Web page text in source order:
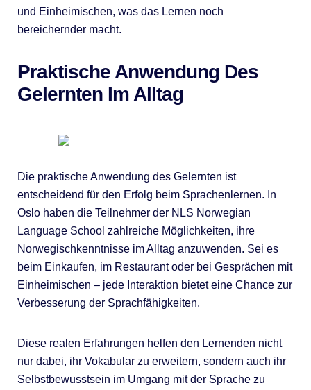
und Einheimischen, was das Lernen noch
bereichernder macht.
Praktische Anwendung Des
Gelernten Im Alltag
Die praktische Anwendung des Gelernten ist
entscheidend für den Erfolg beim Sprachenlernen. In
Oslo haben die Teilnehmer der NLS Norwegian
Language School zahlreiche Möglichkeiten, ihre
Norwegischkenntnisse im Alltag anzuwenden. Sei es
beim Einkaufen, im Restaurant oder bei Gesprächen mit
Einheimischen – jede Interaktion bietet eine Chance zur
Verbesserung der Sprachfähigkeiten.
Diese realen Erfahrungen helfen den Lernenden nicht
nur dabei, ihr Vokabular zu erweitern, sondern auch ihr
Selbstbewusstsein im Umgang mit der Sprache zu